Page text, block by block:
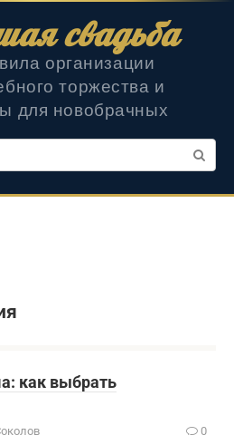
свадьба
организации
торжества и
для новобрачных
как выбрать
0